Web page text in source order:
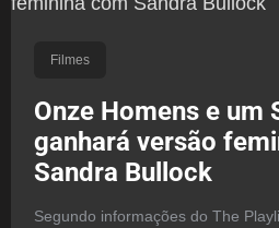
Filmes
Onze Homens e um
ganhará versão
Sandra Bullock
Segundo informações do The